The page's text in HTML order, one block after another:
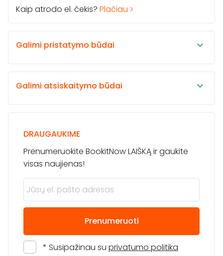
Kaip atrodo el. čekis? Plačiau
Galimi pristatymo būdai
Galimi atsiskaitymo būdai
DRAUGAUKIME
Prenumeruokite BookitNow LAIŠKĄ ir gaukite
visas naujienas!
Prenumeruoti
* Susipažinau su privatumo politika